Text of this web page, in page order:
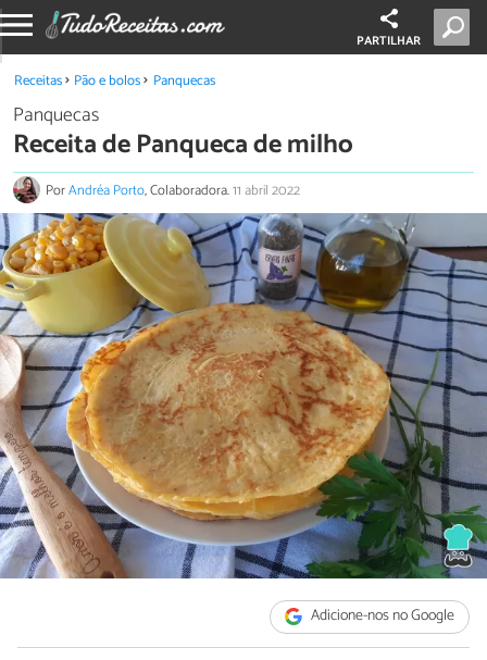
PARTILHAR
Receitas Pão e bolos Panquecas
Panquecas
Receita de Panqueca de milho
PorAndréa Porto, Colaboradora.11 abril 2022
Adicione-nos no Google